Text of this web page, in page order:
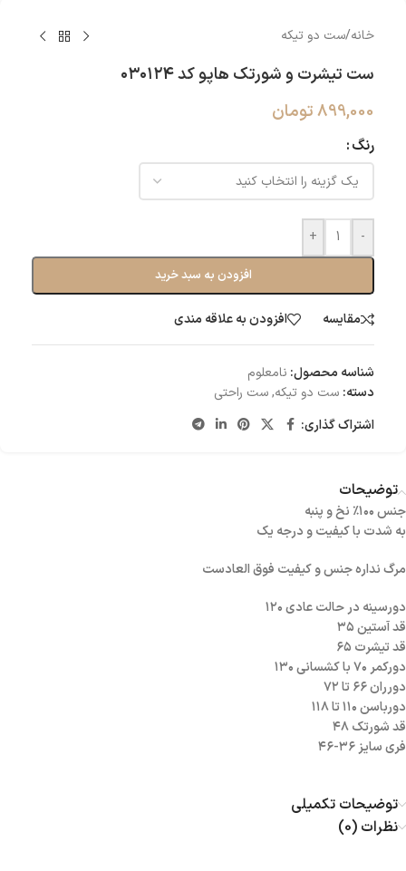
خانه/ست دو تیکه
ست تیشرت و شورتک هاپو کد ۰۳۰۱۲۴
899,000تومان
رنگ
-
+
افزودن به سبد خرید
مقایسه افزودن به علاقه مندی
شناسه محصول: نامعلوم
دسته: ست دو تیکه,ست راحتی
اشتراک گذاری:
توضیحات
جنس ۱۰۰٪ نخ و پنبه
به شدت با کیفیت و درجه یک
مرگ نداره جنس و کیفیت فوق العادست
دورسینه در حالت عادی ۱۲۰
قد آستین ۳۵
قد تیشرت ۶۵
دورکمر ۷۰ با کشسانی ۱۳۰
دورران ۶۶ تا ۷۲
دورباسن ۱۱۰ تا ۱۱۸
قد شورتک ۴۸
فری سایز ۳۶-۴۶
توضیحات تکمیلی
نظرات (0)